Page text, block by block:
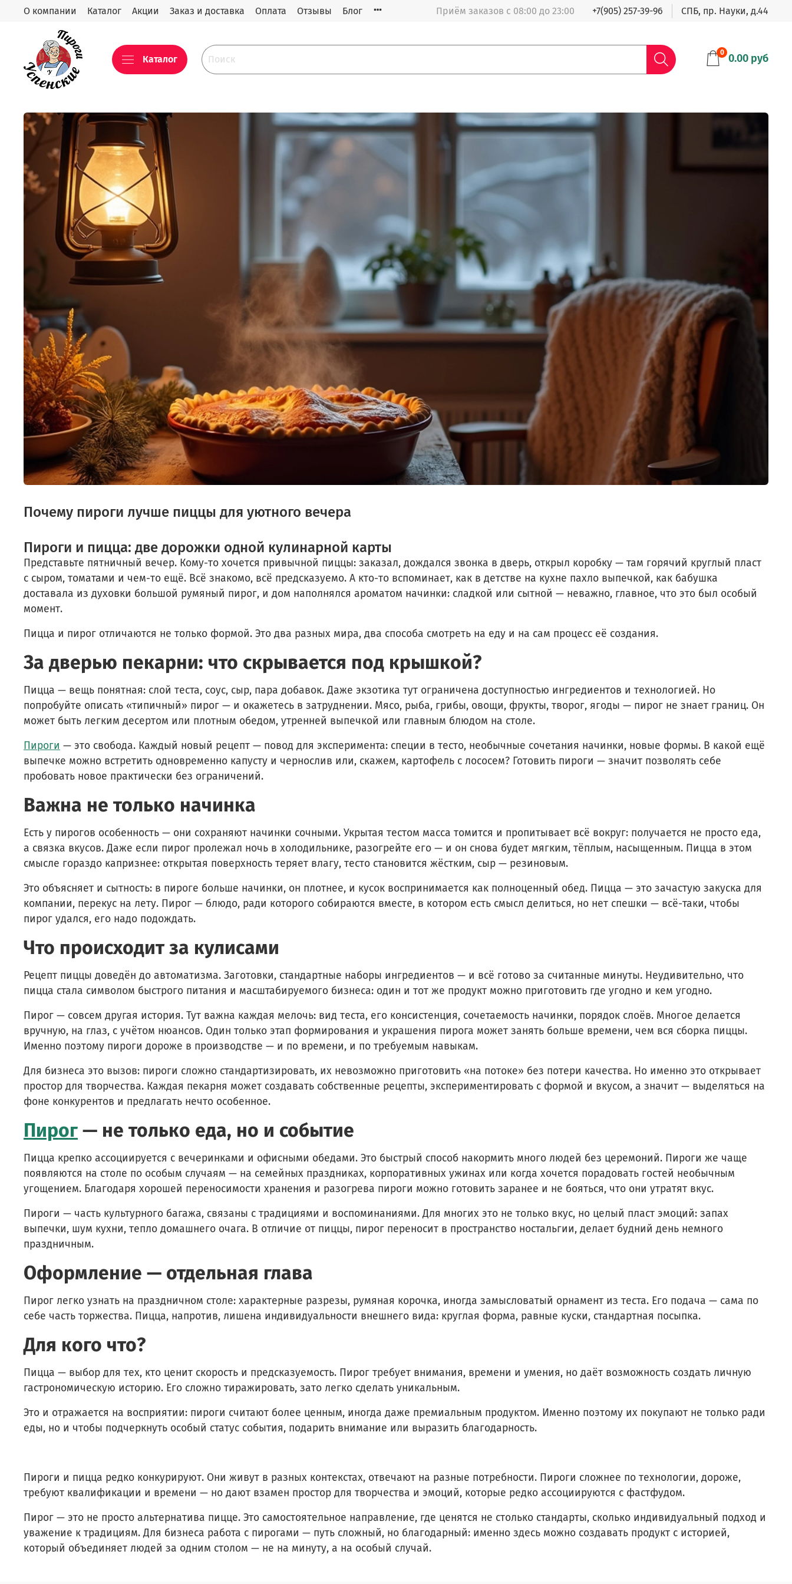
О компании Каталог Акции Заказ и доставка Оплата Отзывы Блог Приём заказов с 08:00 до 23:00 +7(905) 257-39-96 СПБ, пр. Науки, д.44
Каталог
0 0.00 руб
Почему пироги лучше пиццы для уютного вечера
Пироги и пицца: две дорожки одной кулинарной карты
Представьте пятничный вечер. Кому-то хочется привычной пиццы: заказал, дождался звонка в дверь, открыл коробку — там горячий круглый пласт
с сыром, томатами и чем-то ещё. Всё знакомо, всё предсказуемо. А кто-то вспоминает, как в детстве на кухне пахло выпечкой, как бабушка
доставала из духовки большой румяный пирог, и дом наполнялся ароматом начинки: сладкой или сытной — неважно, главное, что это был особый
момент.
Пицца и пирог отличаются не только формой. Это два разных мира, два способа смотреть на еду и на сам процесс её создания.
За дверью пекарни: что скрывается под крышкой?
Пицца — вещь понятная: слой теста, соус, сыр, пара добавок. Даже экзотика тут ограничена доступностью ингредиентов и технологией. Но
попробуйте описать «типичный» пирог — и окажетесь в затруднении. Мясо, рыба, грибы, овощи, фрукты, творог, ягоды — пирог не знает границ. Он
может быть легким десертом или плотным обедом, утренней выпечкой или главным блюдом на столе.
Пироги — это свобода. Каждый новый рецепт — повод для эксперимента: специи в тесто, необычные сочетания начинки, новые формы. В какой ещё
выпечке можно встретить одновременно капусту и чернослив или, скажем, картофель с лососем? Готовить пироги — значит позволять себе
пробовать новое практически без ограничений.
Важна не только начинка
Есть у пирогов особенность — они сохраняют начинки сочными. Укрытая тестом масса томится и пропитывает всё вокруг: получается не просто еда,
а связка вкусов. Даже если пирог пролежал ночь в холодильнике, разогрейте его — и он снова будет мягким, тёплым, насыщенным. Пицца в этом
смысле гораздо капризнее: открытая поверхность теряет влагу, тесто становится жёстким, сыр — резиновым.
Это объясняет и сытность: в пироге больше начинки, он плотнее, и кусок воспринимается как полноценный обед. Пицца — это зачастую закуска для
компании, перекус на лету. Пирог — блюдо, ради которого собираются вместе, в котором есть смысл делиться, но нет спешки — всё-таки, чтобы
пирог удался, его надо подождать.
Что происходит за кулисами
Рецепт пиццы доведён до автоматизма. Заготовки, стандартные наборы ингредиентов — и всё готово за считанные минуты. Неудивительно, что
пицца стала символом быстрого питания и масштабируемого бизнеса: один и тот же продукт можно приготовить где угодно и кем угодно.
Пирог — совсем другая история. Тут важна каждая мелочь: вид теста, его консистенция, сочетаемость начинки, порядок слоёв. Многое делается
вручную, на глаз, с учётом нюансов. Один только этап формирования и украшения пирога может занять больше времени, чем вся сборка пиццы.
Именно поэтому пироги дороже в производстве — и по времени, и по требуемым навыкам.
Для бизнеса это вызов: пироги сложно стандартизировать, их невозможно приготовить «на потоке» без потери качества. Но именно это открывает
простор для творчества. Каждая пекарня может создавать собственные рецепты, экспериментировать с формой и вкусом, а значит — выделяться на
фоне конкурентов и предлагать нечто особенное.
Пирог — не только еда, но и событие
Пицца крепко ассоциируется с вечеринками и офисными обедами. Это быстрый способ накормить много людей без церемоний. Пироги же чаще
появляются на столе по особым случаям — на семейных праздниках, корпоративных ужинах или когда хочется порадовать гостей необычным
угощением. Благодаря хорошей переносимости хранения и разогрева пироги можно готовить заранее и не бояться, что они утратят вкус.
Пироги — часть культурного багажа, связаны с традициями и воспоминаниями. Для многих это не только вкус, но целый пласт эмоций: запах
выпечки, шум кухни, тепло домашнего очага. В отличие от пиццы, пирог переносит в пространство ностальгии, делает будний день немного
праздничным.
Оформление — отдельная глава
Пирог легко узнать на праздничном столе: характерные разрезы, румяная корочка, иногда замысловатый орнамент из теста. Его подача — сама по
себе часть торжества. Пицца, напротив, лишена индивидуальности внешнего вида: круглая форма, равные куски, стандартная посыпка.
Для кого что?
Пицца — выбор для тех, кто ценит скорость и предсказуемость. Пирог требует внимания, времени и умения, но даёт возможность создать личную
гастрономическую историю. Его сложно тиражировать, зато легко сделать уникальным.
Это и отражается на восприятии: пироги считают более ценным, иногда даже премиальным продуктом. Именно поэтому их покупают не только ради
еды, но и чтобы подчеркнуть особый статус события, подарить внимание или выразить благодарность.
Пироги и пицца редко конкурируют. Они живут в разных контекстах, отвечают на разные потребности. Пироги сложнее по технологии, дороже,
требуют квалификации и времени — но дают взамен простор для творчества и эмоций, которые редко ассоциируются с фастфудом.
Пирог — это не просто альтернатива пицце. Это самостоятельное направление, где ценятся не столько стандарты, сколько индивидуальный подход и
уважение к традициям. Для бизнеса работа с пирогами — путь сложный, но благодарный: именно здесь можно создавать продукт с историей,
который объединяет людей за одним столом — не на минуту, а на особый случай.